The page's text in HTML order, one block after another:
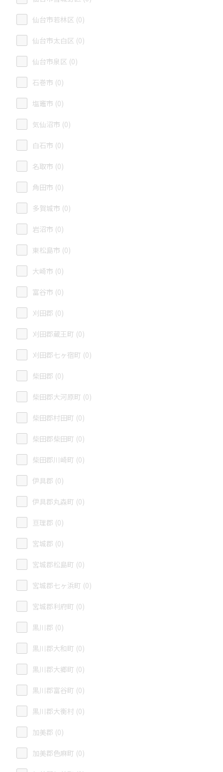
仙台市若林区 (0)
仙台市太白区 (0)
仙台市泉区 (0)
石巻市 (0)
塩竈市 (0)
気仙沼市 (0)
白石市 (0)
名取市 (0)
角田市 (0)
多賀城市 (0)
岩沼市 (0)
東松島市 (0)
大崎市 (0)
富谷市 (0)
刈田郡 (0)
刈田郡蔵王町 (0)
刈田郡七ヶ宿町 (0)
柴田郡 (0)
柴田郡大河原町 (0)
柴田郡村田町 (0)
柴田郡柴田町 (0)
柴田郡川崎町 (0)
伊具郡 (0)
伊具郡丸森町 (0)
亘理郡 (0)
宮城郡 (0)
宮城郡松島町 (0)
宮城郡七ヶ浜町 (0)
宮城郡利府町 (0)
黒川郡 (0)
黒川郡大和町 (0)
黒川郡大郷町 (0)
黒川郡富谷町 (0)
黒川郡大衡村 (0)
加美郡 (0)
加美郡色麻町 (0)